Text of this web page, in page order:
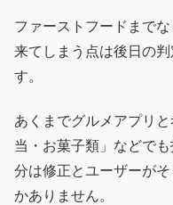
ファーストフードまで
来てしまう点は後日の
す。
あくまでグルメアプリ
当・お菓子類」などで
分は修正とユーザーが
かありません。